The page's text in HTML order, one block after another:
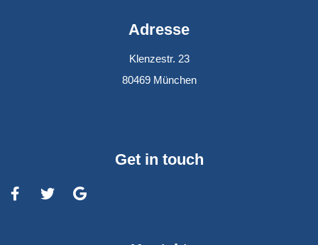
Adresse
Klenzestr. 23
80469 München
Get in touch